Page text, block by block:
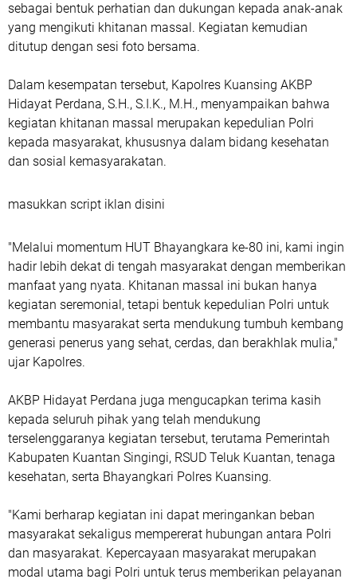
sebagai bentuk perhatian dan dukungan kepada anak-anak
yang mengikuti khitanan massal. Kegiatan kemudian
ditutup dengan sesi foto bersama.
Dalam kesempatan tersebut, Kapolres Kuansing AKBP
Hidayat Perdana, S.H., S.I.K., M.H., menyampaikan bahwa
kegiatan khitanan massal merupakan kepedulian Polri
kepada masyarakat, khususnya dalam bidang kesehatan
dan sosial kemasyarakatan.
masukkan script iklan disini
"Melalui momentum HUT Bhayangkara ke-80 ini, kami ingin
hadir lebih dekat di tengah masyarakat dengan memberikan
manfaat yang nyata. Khitanan massal ini bukan hanya
kegiatan seremonial, tetapi bentuk kepedulian Polri untuk
membantu masyarakat serta mendukung tumbuh kembang
generasi penerus yang sehat, cerdas, dan berakhlak mulia,"
ujar Kapolres.
AKBP Hidayat Perdana juga mengucapkan terima kasih
kepada seluruh pihak yang telah mendukung
terselenggaranya kegiatan tersebut, terutama Pemerintah
Kabupaten Kuantan Singingi, RSUD Teluk Kuantan, tenaga
kesehatan, serta Bhayangkari Polres Kuansing.
"Kami berharap kegiatan ini dapat meringankan beban
masyarakat sekaligus mempererat hubungan antara Polri
dan masyarakat. Kepercayaan masyarakat merupakan
modal utama bagi Polri untuk terus memberikan pelayanan